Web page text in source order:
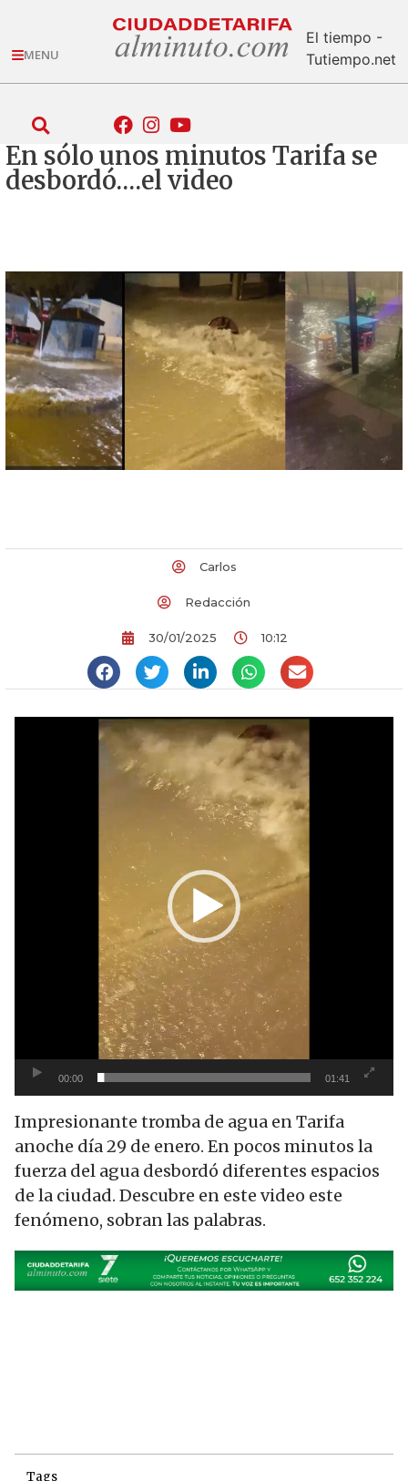
MENU
El tiempo -
Tutiempo.net
En sólo unos minutos Tarifa se
desbordó….el video
Carlos
Redacción
30/01/2025 10:12
Reproductor
00:00 01:41
Impresionante tromba de agua en Tarifa
anoche día 29 de enero. En pocos minutos la
fuerza del agua desbordó diferentes espacios
de la ciudad. Descubre en este video este
fenómeno, sobran las palabras.
Tags